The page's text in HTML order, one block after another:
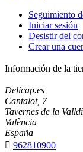
Seguimiento
Iniciar sesión
Desistir del
Crear una
Información de la
Delicap.es
Cantalot, 7
Tavernes de la
València
España
 962810900